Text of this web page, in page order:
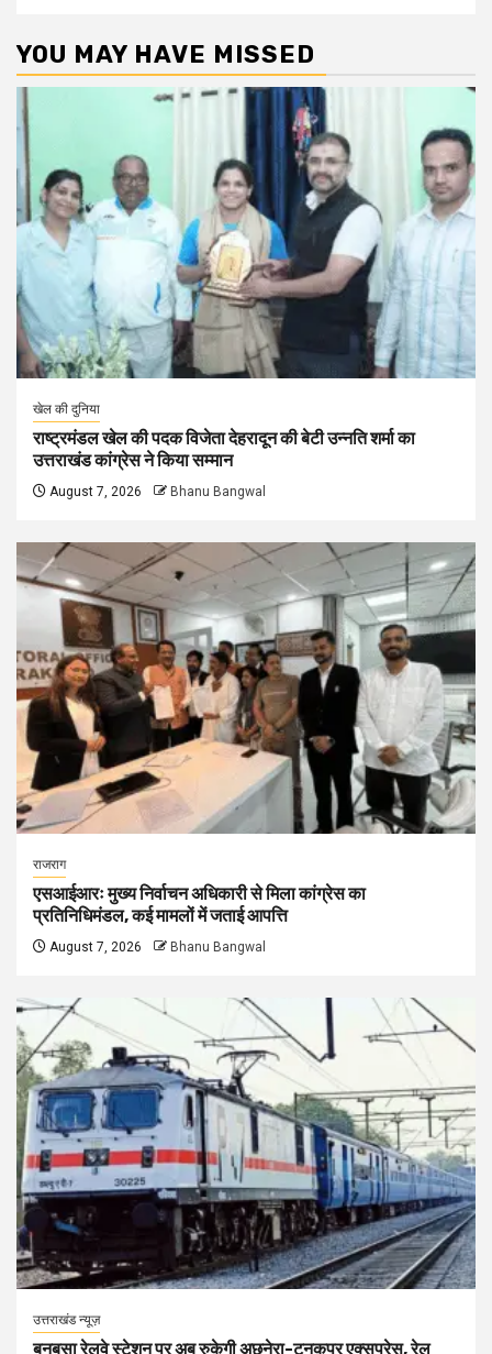
YOU MAY HAVE MISSED
खेल की दुनिया
राष्ट्रमंडल खेल की पदक विजेता देहरादून की बेटी उन्नति शर्मा का
उत्तराखंड कांग्रेस ने किया सम्मान
August 7, 2026 Bhanu Bangwal
राजराग
एसआईआरः मुख्य निर्वाचन अधिकारी से मिला कांग्रेस का
प्रतिनिधिमंडल, कई मामलों में जताई आपत्ति
August 7, 2026 Bhanu Bangwal
उत्तराखंड न्यूज़
बनबसा रेलवे स्टेशन पर अब रुकेगी अछनेरा-टनकपुर एक्सप्रेस, रेल